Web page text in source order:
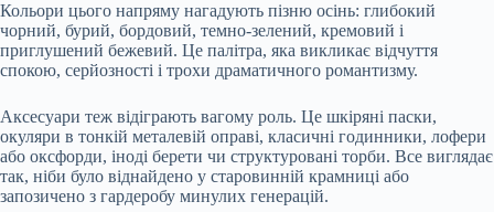
Кольори цього напряму нагадують пізню осінь: глибокий
чорний, бурий, бордовий, темно-зелений, кремовий і
приглушений бежевий. Це палітра, яка викликає відчуття
спокою, серйозності і трохи драматичного романтизму.
Аксесуари теж відіграють вагому роль. Це шкіряні паски,
окуляри в тонкій металевій оправі, класичні годинники, лофери
або оксфорди, іноді берети чи структуровані торби. Все виглядає
так, ніби було віднайдено у старовинній крамниці або
запозичено з гардеробу минулих генерацій.